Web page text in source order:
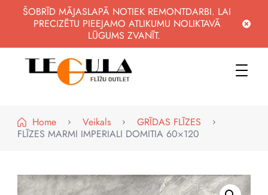
ŠOBRĪD MĀJASLAPĀ NOTIEK REMONTDARBI. LAI
PRECIZĒTU PIEEJAMO ATLIKUMU NOLIKTAVĀ
LŪGUMS ZVANĪT.
Home
Veikals
GRĪDAS FLĪZES
FLĪZES MARMI IMPERIALI DOMITIA 60×120